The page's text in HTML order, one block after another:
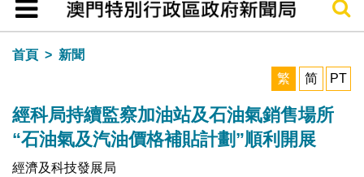
目錄
搜尋
首頁
新聞
繁
简 PT
經科局持續監察加油站及石油氣銷售場所
“石油氣及汽油價格補貼計劃”順利開展
經濟及科技發展局